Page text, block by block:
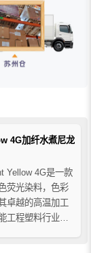
4G加纤水煮尼龙
Yellow 4G是一款
荧光染料，色彩
卓越的高温加工
工程塑料行业理